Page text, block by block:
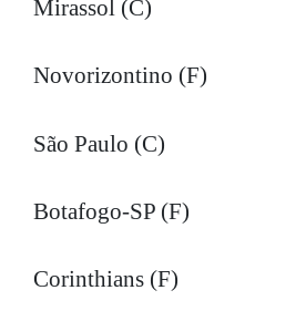
Mirassol (C)
Novorizontino (F)
São Paulo (C)
Botafogo-SP (F)
Corinthians (F)